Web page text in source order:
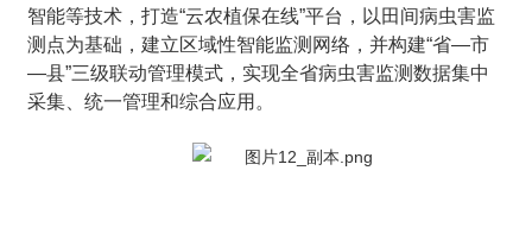
智能等技术，打造“云农植保在线”平台，以田间病虫害监
测点为基础，建立区域性智能监测网络，并构建“省—市
—县”三级联动管理模式，实现全省病虫害监测数据集中
采集、统一管理和综合应用。